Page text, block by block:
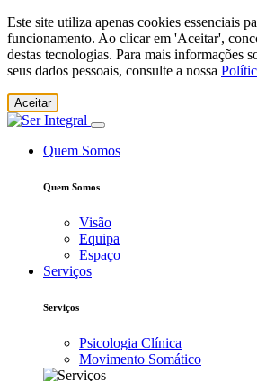
Este site utiliza apenas cookies essenciais
funcionamento. Ao clicar em 'Aceitar',
destas tecnologias. Para mais informações
seus dados pessoais, consulte a nossa
Aceitar
Quem Somos
Quem Somos
Visão
Equipa
Espaço
Serviços
Serviços
Psicologia Clínica
Movimento Somático